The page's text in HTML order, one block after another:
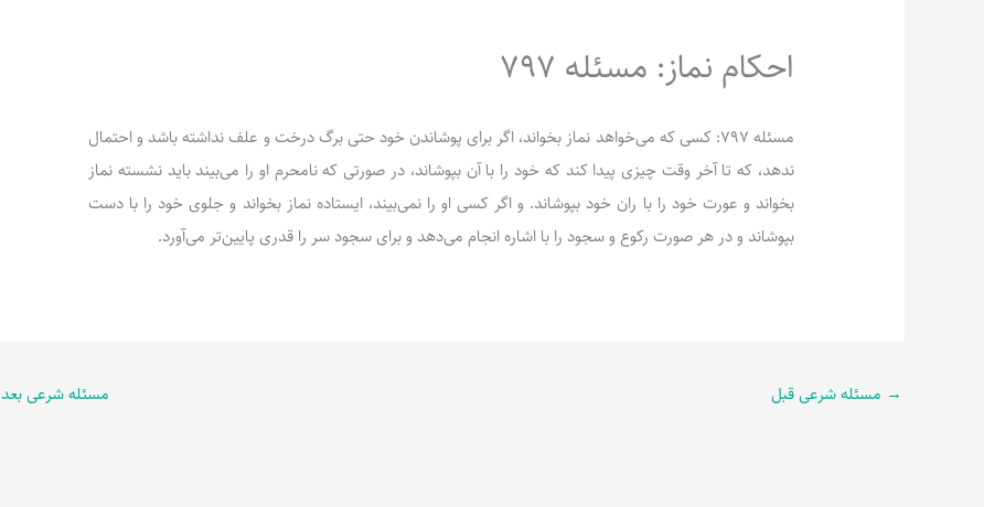
احکام نماز: مسئله 797
مسئله 797: کسی که می‌خواهد نماز بخواند، اگر برای پوشاندن خود حتی برگ درخت و علف نداشته باشد و احتمال
ندهد، که تا آخر وقت چیزی پیدا کند که خود را با آن بپوشاند، در صورتی که نامحرم او را می‌بیند باید نشسته نماز
بخواند و عورت خود را با ران خود بپوشاند. و اگر کسی او را نمی‌بیند، ایستاده نماز بخواند و جلوی خود را با دست
بپوشاند و در هر صورت رکوع و سجود را با اشاره انجام می‌دهد و برای سجود سر را قدری پایین‌تر می‌آورد.
→ مسئله شرعی قبل مسئله شرعی بعد